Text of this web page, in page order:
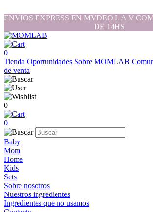
ENVIOS EXPRESS EN MVDEO L A V
DE 14HS
0
Tienda Oportunidades Sobre MOMLAB
de venta
0
0
Baby
Mom
Home
Kids
Sets
Sobre nosotros
Nuestros ingredientes
Ingredientes que no usamos